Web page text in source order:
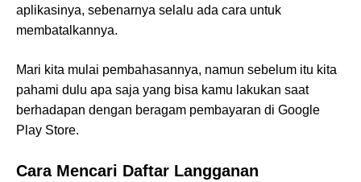
aplikasinya, sebenarnya selalu ada cara untuk
membatalkannya.
Mari kita mulai pembahasannya, namun sebelum itu kita
pahami dulu apa saja yang bisa kamu lakukan saat
berhadapan dengan beragam pembayaran di Google
Play Store.
Cara Mencari Daftar Langganan